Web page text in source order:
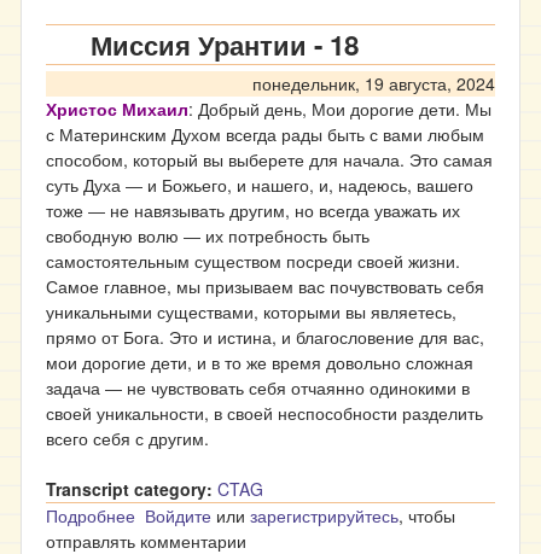
Миссия Урантии - 18
понедельник, 19 августа, 2024
Христос Михаил: Добрый день, Мои дорогие дети. Мы
с Материнским Духом всегда рады быть с вами любым
способом, который вы выберете для начала. Это самая
суть Духа ― и Божьего, и нашего, и, надеюсь, вашего
тоже ― не навязывать другим, но всегда уважать их
свободную волю ― их потребность быть
самостоятельным существом посреди своей жизни.
Самое главное, мы призываем вас почувствовать себя
уникальными существами, которыми вы являетесь,
прямо от Бога. Это и истина, и благословение для вас,
мои дорогие дети, и в то же время довольно сложная
задача ― не чувствовать себя отчаянно одинокими в
своей уникальности, в своей неспособности разделить
всего себя с другим.
Transcript category: CTAG
Подробнее о Миссия Урантии - 18
Войдите или зарегистрируйтесь, чтобы
отправлять комментарии